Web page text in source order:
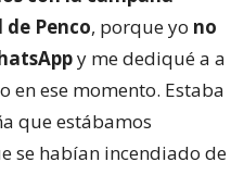
Penco, porque yo no
y me dediqué a a
en ese momento. Estaba
que estábamos
se habían incendiado de